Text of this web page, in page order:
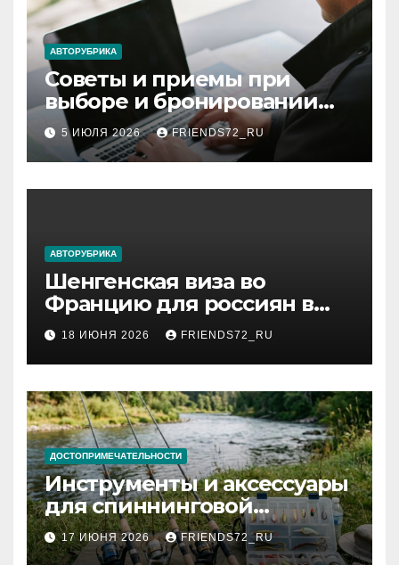
АВТОРУБРИКА
Советы и приемы при
выборе и бронировании
авиабилетов
5 ИЮЛЯ 2026 FRIENDS72_RU
АВТОРУБРИКА
Шенгенская виза во
Францию для россиян в
2026 году: сроки от 3 дней
и список необходимых
документов
18 ИЮНЯ 2026 FRIENDS72_RU
ДОСТОПРИМЕЧАТЕЛЬНОСТИ
Инструменты и аксессуары
для спиннинговой
рыбалки: назначение и
типы
17 ИЮНЯ 2026 FRIENDS72_RU